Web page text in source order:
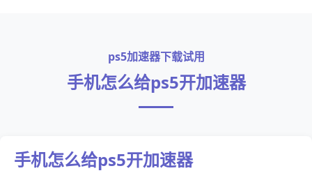
ps5加速器下载试用
手机怎么给ps5开加速器
手机怎么给ps5开加速器